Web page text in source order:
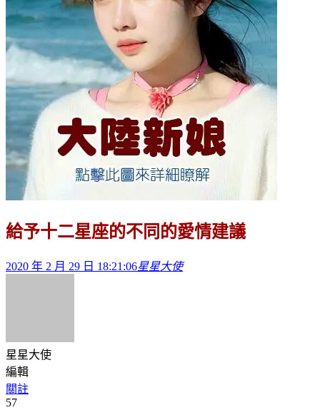
給予十二星座的不同的愛情建議
2020 年 2 月 29 日 18:21:06星星大使
星星大使
編輯
關註
57